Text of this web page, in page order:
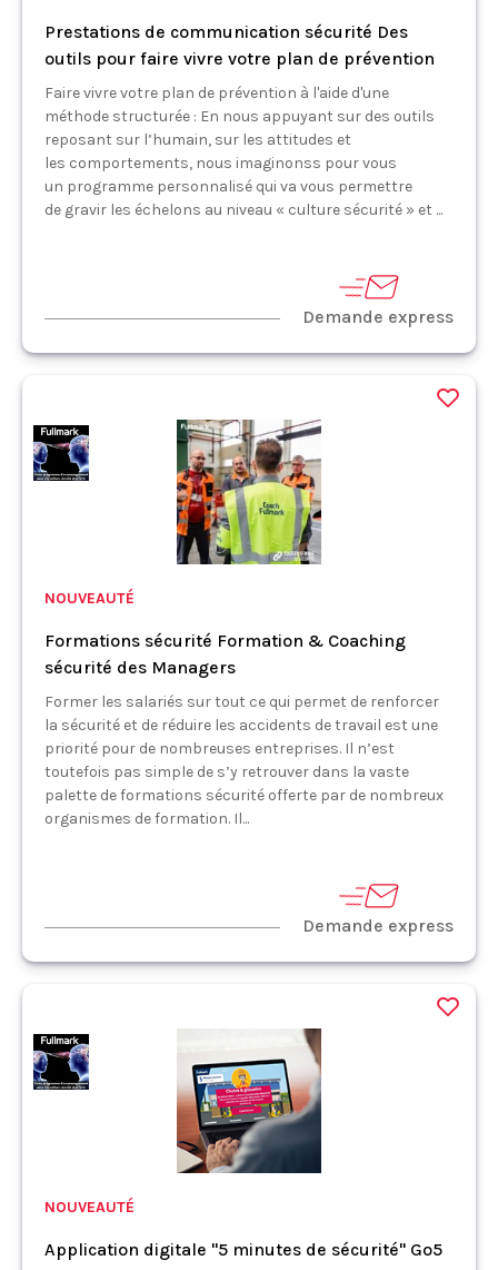
Prestations de communication sécurité Des
outils pour faire vivre votre plan de prévention
Faire vivre votre plan de prévention à l'aide d'une
méthode structurée : En nous appuyant sur des outils
reposant sur l’humain, sur les attitudes et
les comportements, nous imaginonss pour vous
un programme personnalisé qui va vous permettre
de gravir les échelons au niveau « culture sécurité » et ...
Demande express
NOUVEAUTÉ
Formations sécurité Formation & Coaching
sécurité des Managers
Former les salariés sur tout ce qui permet de renforcer
la sécurité et de réduire les accidents de travail est une
priorité pour de nombreuses entreprises. Il n’est
toutefois pas simple de s’y retrouver dans la vaste
palette de formations sécurité offerte par de nombreux
organismes de formation. Il...
Demande express
NOUVEAUTÉ
Application digitale "5 minutes de sécurité" Go5